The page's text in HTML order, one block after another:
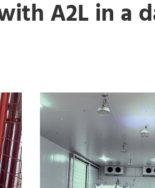
A2L in a